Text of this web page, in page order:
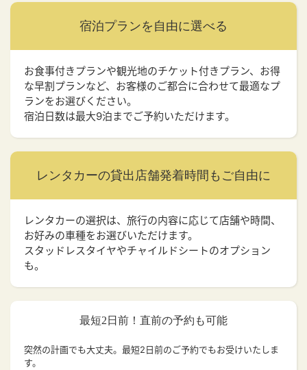
宿泊プランを 自由に選べる
お食事付きプランや観光地のチケット付きプラン、お得
な早割プランなど、お客様のご都合に合わせて最適なプ
ランをお選びください。
宿泊日数は最大9泊までご予約いただけます。
レンタカーの貸出店舗発着時間もご自由に
レンタカーの選択は、旅行の内容に応じて店舗や時間、
お好みの車種をお選びいただけます。
スタッドレスタイヤやチャイルドシートのオプション
も。
最短2日前！直前の予約も可能
突然の計画でも大丈夫。 最短2日前のご予約でもお受けいたしま
す。